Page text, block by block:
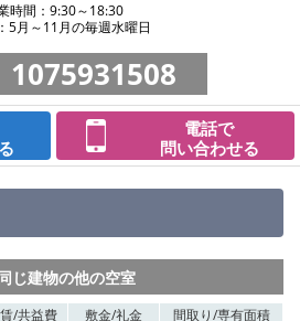
時間：9:30～18:30
5月～11月の毎週水曜日
1075931508
電話で
問い合わせる
じ建物の他の空室
/共益費 敷金/礼金 間取り/専有面積